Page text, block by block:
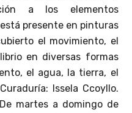
a los elementos
presente en pinturas
el movimiento, el
en diversas formas
el agua, la tierra, el
Issela Ccoyllo.
martes a domingo de